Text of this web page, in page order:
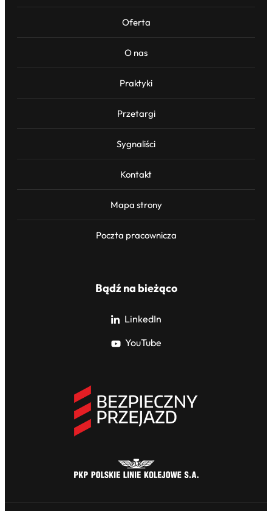
Oferta
O nas
Praktyki
Przetargi
Sygnaliści
Kontakt
Mapa strony
Poczta pracownicza
Bądź na bieżąco
LinkedIn
YouTube